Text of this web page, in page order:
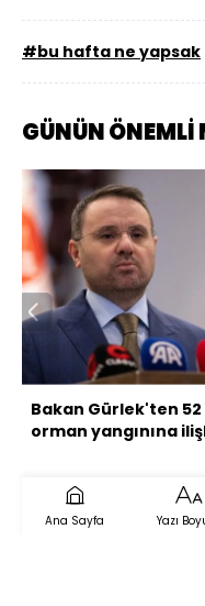
#bu hafta ne yapsak
GÜNÜN ÖNEMLİ
Bakan Gürlek'ten 52
orman yangınına
Ana Sayfa Yazı